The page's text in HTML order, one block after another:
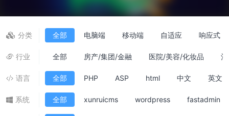
知识库
分类 全部 电脑端 移动端 自适应 响应式
行业 全部 房产/集团/金融 医院/美容/化妆品
语言 全部 PHP ASP html 中文 英文
系统 全部 xunruicms wordpress fastadmin